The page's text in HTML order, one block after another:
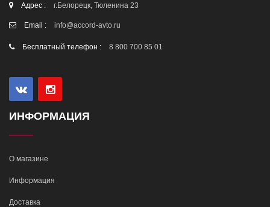
Адрес : г.Белорецк, Тюленина 23
Email : info@accord-avto.ru
Бесплатный телефон : 8 800 700 85 01
ИНФОРМАЦИЯ
О магазине
Информация
Доставка